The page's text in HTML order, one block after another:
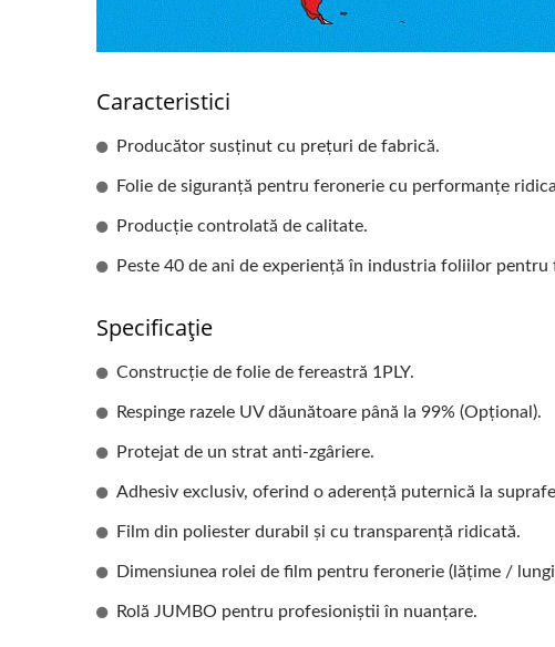
Caracteristici
Producător susținut cu prețuri de fabrică.
Folie de siguranță pentru feronerie cu performanțe
Producție controlată de calitate.
Peste 40 de ani de experiență în industria foliilor pentru
Specificație
Construcție de folie de fereastră 1PLY.
Respinge razele UV dăunătoare până la 99% (Opțional).
Protejat de un strat anti-zgâriere.
Adhesiv exclusiv, oferind o aderență puternică la
Film din poliester durabil și cu transparență ridicată.
Dimensiunea rolei de film pentru feronerie (lățime /
Rolă JUMBO pentru profesioniștii în nuanțare.